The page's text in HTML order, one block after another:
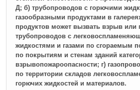
Д; б) трубопроводов с горючими
газообразными продуктами в
продуктов может вызвать взрыв или
трубопроводов с
жидкостями и газами по сгораемым
по покрытиям и стенам зданий
взрывопожароопасности; г)
по территории складов
горючих жидкостей и материалов.